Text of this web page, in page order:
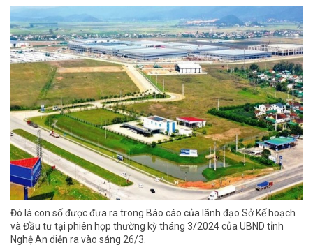
Đó là con số được đưa ra trong Báo cáo của lãnh đạo Sở Kế hoạch
và Đầu tư tại phiên họp thường kỳ tháng 3/2024 của UBND tỉnh
Nghệ An diễn ra vào sáng 26/3.